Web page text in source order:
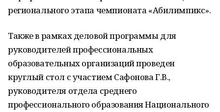
регионального этапа чемпионата «Абилимпикс».
Также в рамках деловой программы для
руководителей профессиональных
образовательных организаций проведен
круглый стол с участием Сафонова Г.В.,
руководителя отдела среднего
профессионального образования Национального